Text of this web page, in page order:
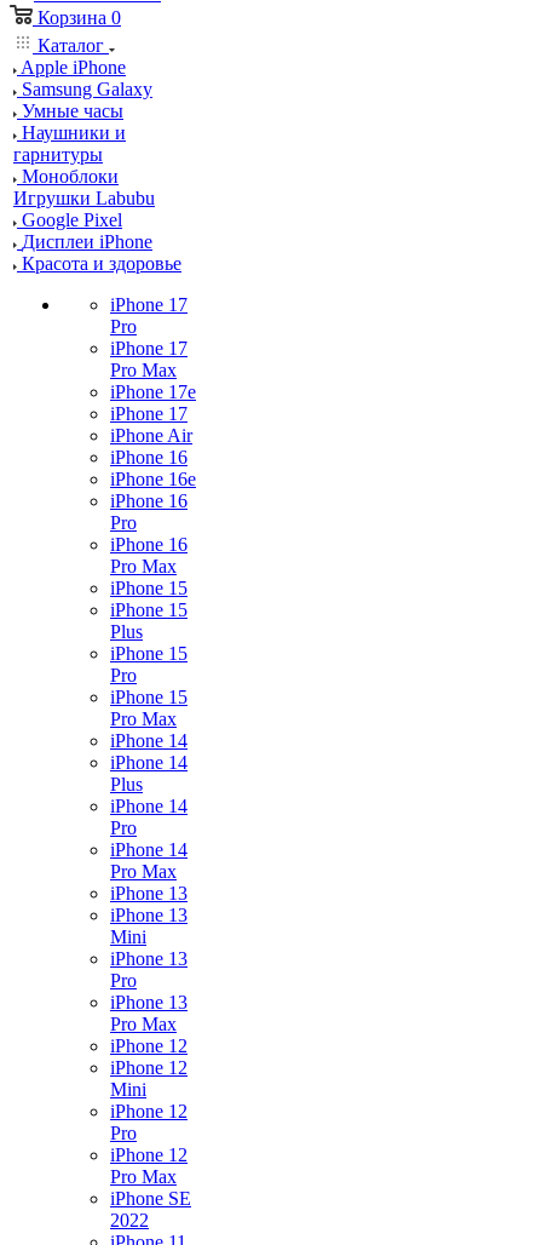
Корзина 0
Каталог
Apple iPhone
Samsung Galaxy
Умные часы
Наушники и
гарнитуры
Моноблоки
Игрушки Labubu
Google Pixel
Дисплеи iPhone
Красота и здоровье
iPhone 17
Pro
iPhone 17
Pro Max
iPhone 17e
iPhone 17
iPhone Air
iPhone 16
iPhone 16e
iPhone 16
Pro
iPhone 16
Pro Max
iPhone 15
iPhone 15
Plus
iPhone 15
Pro
iPhone 15
Pro Max
iPhone 14
iPhone 14
Plus
iPhone 14
Pro
iPhone 14
Pro Max
iPhone 13
iPhone 13
Mini
iPhone 13
Pro
iPhone 13
Pro Max
iPhone 12
iPhone 12
Mini
iPhone 12
Pro
iPhone 12
Pro Max
iPhone SE
2022